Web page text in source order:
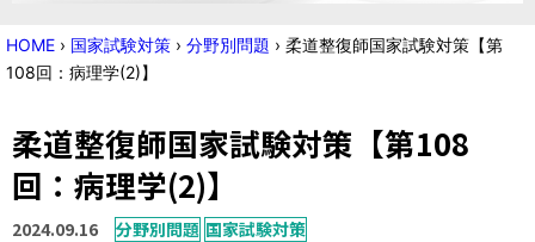
ニュース
国家試験対策
学会・セミナー情報
HOME › 国家試験対策 › 分野別問題 › 柔道整復師国家試験対策【第
108回：病理学(2)】
柔道整復師国家試験対策【第108
回：病理学(2)】
2024.09.16 分野別問題 国家試験対策